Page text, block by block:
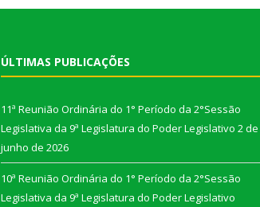
ÚLTIMAS PUBLICAÇÕES
11ª Reunião Ordinária do 1° Período da 2°Sessão
Legislativa da 9ª Legislatura do Poder Legislativo 2 de
junho de 2026
10ª Reunião Ordinária do 1° Período da 2°Sessão
Legislativa da 9ª Legislatura do Poder Legislativo